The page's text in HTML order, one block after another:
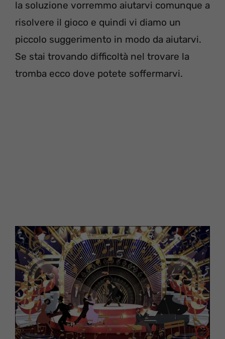
la soluzione vorremmo aiutarvi comunque a
risolvere il gioco e quindi vi diamo un
piccolo suggerimento in modo da aiutarvi.
Se stai trovando difficoltà nel trovare la
tromba ecco dove potete soffermarvi.